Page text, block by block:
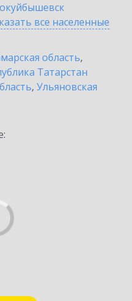
все населенные
область,
Татарстан
, Ульяновская